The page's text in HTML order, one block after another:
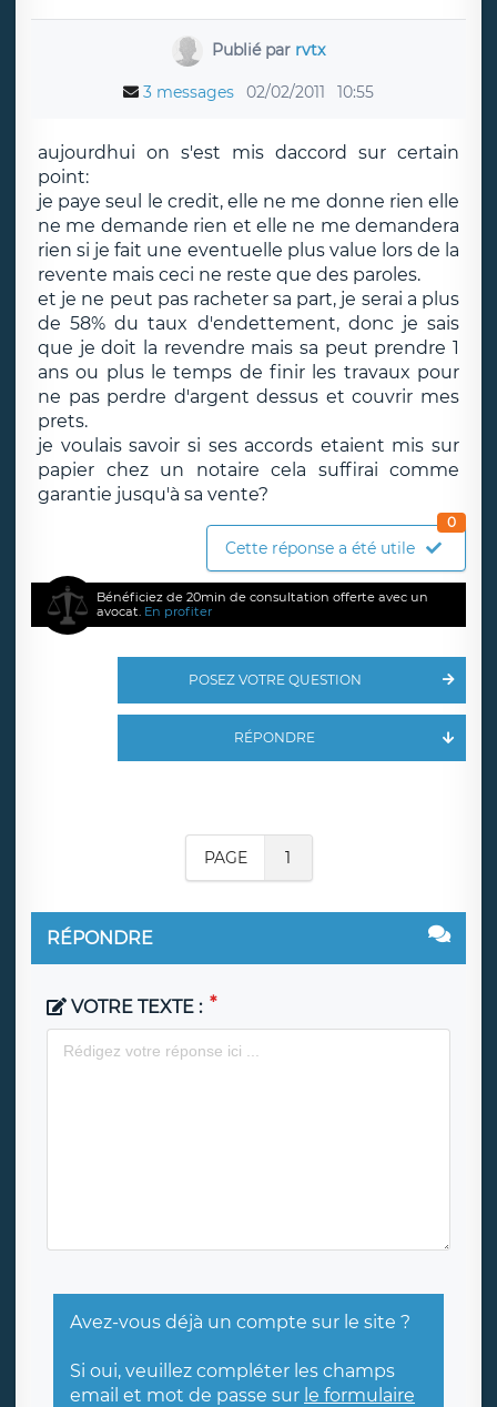
Publié par rvtx
3 messages 02/02/2011 10:55
aujourdhui on s'est mis daccord sur certain
point:
je paye seul le credit, elle ne me donne rien elle
ne me demande rien et elle ne me demandera
rien si je fait une eventuelle plus value lors de la
revente mais ceci ne reste que des paroles.
et je ne peut pas racheter sa part, je serai a plus
de 58% du taux d'endettement, donc je sais
que je doit la revendre mais sa peut prendre 1
ans ou plus le temps de finir les travaux pour
ne pas perdre d'argent dessus et couvrir mes
prets.
je voulais savoir si ses accords etaient mis sur
papier chez un notaire cela suffirai comme
garantie jusqu'à sa vente?
Cette réponse a été utile
0
Bénéficiez de 20min de consultation offerte avec un
avocat. En profiter
POSEZ VOTRE QUESTION
RÉPONDRE
PAGE 1
RÉPONDRE
VOTRE TEXTE :
Avez-vous déjà un compte sur le site ?
Si oui, veuillez compléter les champs
email et mot de passe sur le formulaire